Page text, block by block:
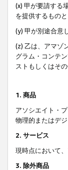
(x) 甲が要請する
を提供するもの
(y) 甲が別途合意
(z) 乙は、アマゾ
グラム・コンテ
ストもしくはそ
1. 商品
アソシエイト・
物理的またはデ
2. サービス
現時点において
3. 除外商品